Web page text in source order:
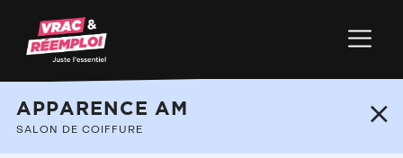
+
−
APPARENCE AM
SALON DE COIFFURE